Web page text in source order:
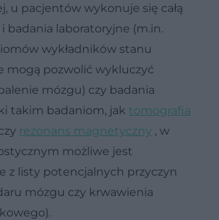
u pacjentów wykonuje się całą
badania laboratoryjne (m.in.
wykładników stanu
mogą pozwolić wykluczyć
mózgu) czy badania
takim badaniom, jak tomografia
rezonans magnetyczny , w
możliwe jest
z listy potencjalnych przyczyn
mózgu czy krwawienia